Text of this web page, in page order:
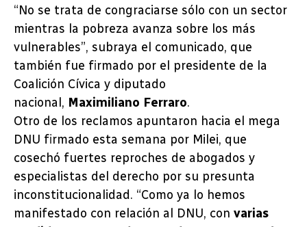
“No se trata de congraciarse sólo con un sector
mientras la pobreza avanza sobre los más
vulnerables”, subraya el comunicado, que
también fue firmado por el presidente de la
Coalición Cívica y diputado
nacional, Maximiliano Ferraro.
Otro de los reclamos apuntaron hacia el mega
DNU firmado esta semana por Milei, que
cosechó fuertes reproches de abogados y
especialistas del derecho por su presunta
inconstitucionalidad. “Como ya lo hemos
manifestado con relación al DNU, con varias